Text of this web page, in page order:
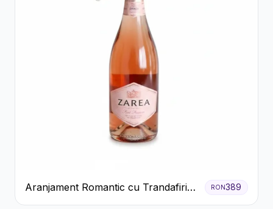
Aranjament Romantic cu Trandafiri
Roșii și Șampanie rose
RON389